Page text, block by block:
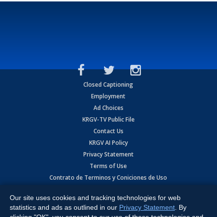
Closed Captioning
Employment
Ad Choices
KRGV-TV Public File
Contact Us
KRGV AI Policy
Privacy Statement
Terms of Use
Contrato de Terminos y Coniciones de Uso
Copyright2026MOBILE VIDEO TAPES, INC. (dba KRGV), 900 East
Expressway, Weslaco, TX 78596.
Our site uses cookies and tracking technologies for web
statistics and ads as outlined in our Privacy Statement . By